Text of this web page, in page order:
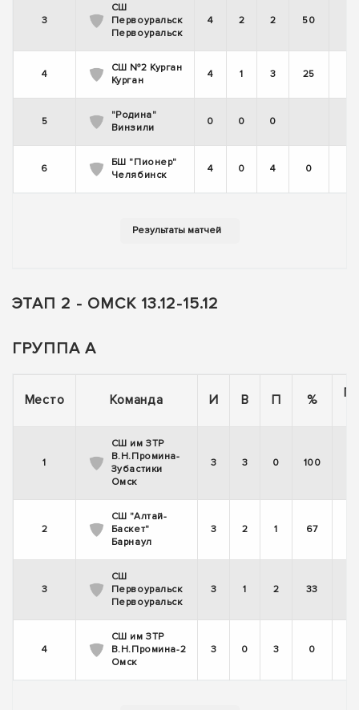
3
СШ
Первоуральск
Первоуральск
4 2 2 50
4
СШ №2 Курган
Курган
4 1 3 25
5
"Родина"
Винзили
0 0 0
6
БШ "Пионер"
Челябинск
4 0 4 0
ЭТАП 2 - ОМСК 13.12-15.12
ГРУППА А
Место Команда И В П %
1
СШ им ЗТР
В.Н.Промина-
Зубастики
Омск
3 3 0 100
2
СШ "Алтай-
Баскет"
Барнаул
3 2 1 67
3
СШ
Первоуральск
Первоуральск
3 1 2 33
4
СШ им ЗТР
В.Н.Промина-2
Омск
3 0 3 0